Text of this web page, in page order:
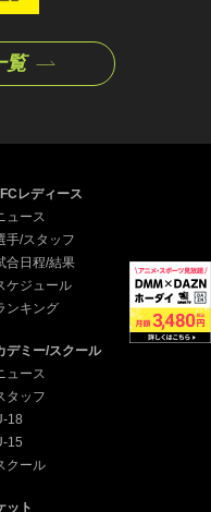
覧
レディース
ュース
手/スタッフ
合日程/結果
ケジュール
ンキング
デミー/スクール
ュース
タッフ
18
15
クール
ット